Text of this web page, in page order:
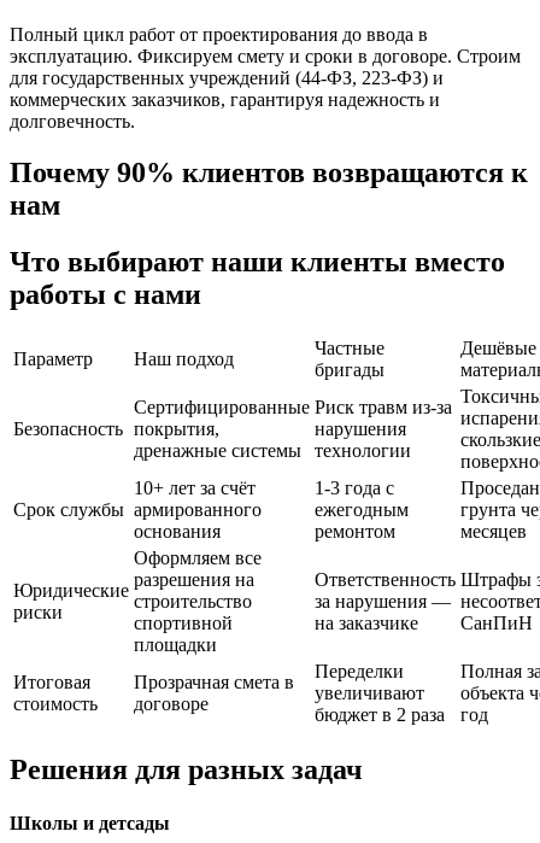
Полный цикл работ от проектирования до ввода в
эксплуатацию. Фиксируем смету и сроки в договоре. Строим
для государственных учреждений (44-ФЗ, 223-ФЗ) и
коммерческих заказчиков, гарантируя надежность и
долговечность.
Почему 90% клиентов возвращаются к
нам
Что выбирают наши клиенты вместо
работы с нами
Параметр Наш подход
Частные
бригады
Дешёвые
Безопасность
Сертифицированные
покрытия,
дренажные системы
Риск травм из-за
нарушения
технологии
скользкие
Срок службы
10+ лет за счёт
армированного
основания
1-3 года с
ежегодным
ремонтом
грунта
месяцев
Юридические
риски
Оформляем все
разрешения на
строительство
спортивной
площадки
Ответственность
за нарушения —
на заказчике
Штрафы
СанПиН
Итоговая
стоимость
Прозрачная смета в
договоре
Переделки
увеличивают
бюджет в 2 раза
Полная
объекта
год
Решения для разных задач
Школы и детсады